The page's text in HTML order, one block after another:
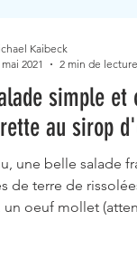
simple et
au sirop
une belle salade
de terre de
un oeuf mollet
Kaibeck
2021
2 min de lecture